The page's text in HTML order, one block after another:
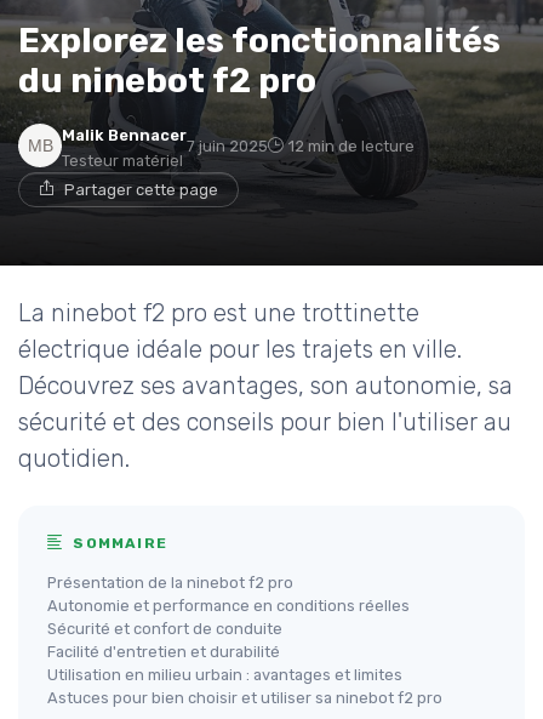
Explorez les fonctionnalités
du ninebot f2 pro
Malik Bennacer
Testeur matériel
7 juin 2025 12 min de lecture
Partager cette page
La ninebot f2 pro est une trottinette
électrique idéale pour les trajets en ville.
Découvrez ses avantages, son autonomie, sa
sécurité et des conseils pour bien l'utiliser au
quotidien.
SOMMAIRE
Présentation de la ninebot f2 pro
Autonomie et performance en conditions réelles
Sécurité et confort de conduite
Facilité d'entretien et durabilité
Utilisation en milieu urbain : avantages et limites
Astuces pour bien choisir et utiliser sa ninebot f2 pro